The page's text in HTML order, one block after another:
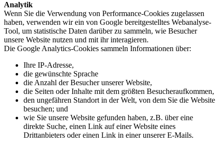
Analytik
Wenn Sie die Verwendung von Performance-Cookies zugelassen
haben, verwenden wir ein von Google bereitgestelltes Webanalyse-
Tool, um statistische Daten darüber zu sammeln, wie Besucher
unsere Website nutzen und mit ihr interagieren.
Die Google Analytics-Cookies sammeln Informationen über:
Ihre IP-Adresse,
die gewünschte Sprache
die Anzahl der Besucher unserer Website,
die Seiten oder Inhalte mit dem größten Besucheraufkommen,
den ungefähren Standort in der Welt, von dem Sie die Website
besuchen; und
wie Sie unsere Website gefunden haben, z.B. über eine
direkte Suche, einen Link auf einer Website eines
Drittanbieters oder einen Link in einer unserer E-Mails.